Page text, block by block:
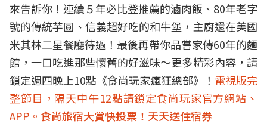
來告訴你！連續５年必比登推薦的滷肉飯、80年老字
號的傳統芋圓、信義超好吃的和牛堡，主廚還在美國
米其林二星餐廳待過！最後再帶你品嘗家傳60年的麵
館，一口吃進那些懷舊的好滋味～更多精彩內容，請
鎖定週四晚上10點《食尚玩家瘋狂總部》！ 電視版完
整節目，隔天中午12點請鎖定食尚玩家官方網站、
APP。 食尚旅宿大賞快投票！天天送住宿券